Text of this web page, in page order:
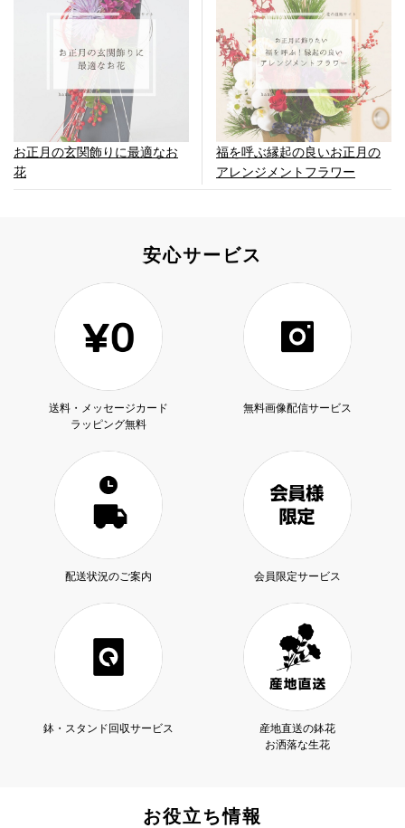
お正月の玄関飾りに最適なお
花
福を呼ぶ縁起の良いお正月の
アレンジメントフラワー
安心サービス
送料・メッセージカード
ラッピング無料
無料画像配信サービス
配送状況のご案内 会員限定サービス
鉢・スタンド回収サービス
産地直送の鉢花
お洒落な生花
お役立ち情報